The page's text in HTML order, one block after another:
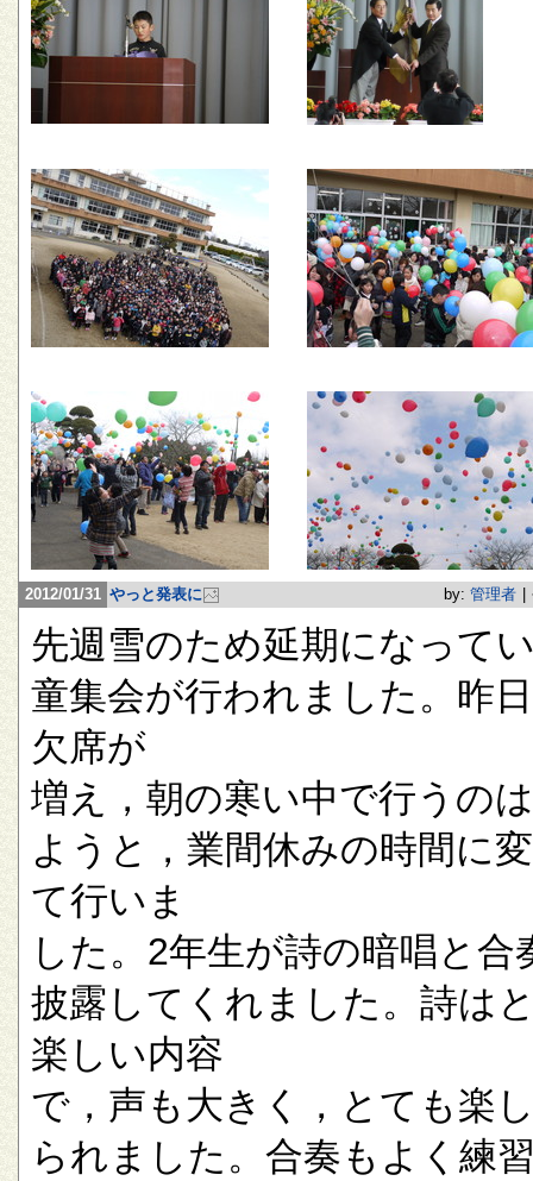
2012/01/31 やっと発表に by: 管理者
先週雪のため延期になって
童集会が行われました。昨
欠席が
増え，朝の寒い中で行うの
ようと，業間休みの時間に
て行いま
した。2年生が詩の暗唱と合
披露してくれました。詩は
楽しい内容
で，声も大きく，とても楽
られました。合奏もよく練